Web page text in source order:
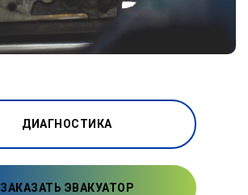
ДИАГНОСТИКА
ЗАКАЗАТЬ ЭВАКУАТОР